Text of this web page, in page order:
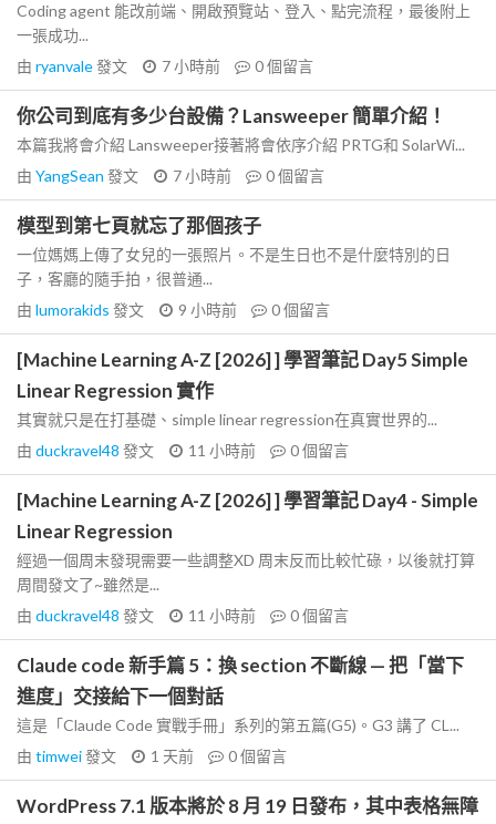
Coding agent 能改前端、開啟預覽站、登入、點完流程，最後附上
一張成功...
由 ryanvale發文 7 小時前 0個留言
你公司到底有多少台設備？Lansweeper 簡單介紹！
本篇我將會介紹 Lansweeper接著將會依序介紹 PRTG和 SolarWi...
由 YangSean 發文 7 小時前 0個留言
模型到第七頁就忘了那個孩子
一位媽媽上傳了女兒的一張照片。不是生日也不是什麼特別的日
子，客廳的隨手拍，很普通...
由 lumorakids 發文 9 小時前 0個留言
[Machine Learning A-Z [2026] ] 學習筆記 Day5 Simple
Linear Regression 實作
其實就只是在打基礎、simple linear regression在真實世界的...
由 duckravel48 發文 11 小時前 0個留言
[Machine Learning A-Z [2026] ] 學習筆記 Day4 - Simple
Linear Regression
經過一個周末發現需要一些調整XD 周末反而比較忙碌，以後就打算
周間發文了~雖然是...
由 duckravel48 發文 11 小時前 0個留言
Claude code 新手篇 5：換 section 不斷線 — 把「當下
進度」交接給下一個對話
這是「Claude Code 實戰手冊」系列的第五篇(G5)。G3 講了 CL...
由 timwei發文 1 天前 0個留言
WordPress 7.1 版本將於 8 月 19 日發布，其中表格無障